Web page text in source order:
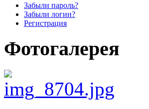
Забыли пароль?
Забыли логин?
Регистрация
Фотогалерея